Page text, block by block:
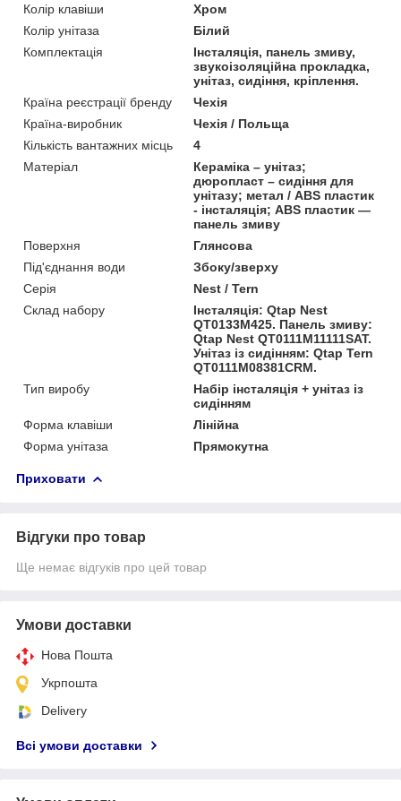
Колір клавіши
Хром
Колір унітаза
Білий
Комплектація
Інсталяція, панель змиву,
звукоізоляційна прокладка,
унітаз, сидіння, кріплення.
Країна реєстрації бренду
Чехія
Країна-виробник
Чехія / Польща
Кількість вантажних місць
4
Матеріал
Кераміка – унітаз;
дюропласт – сидіння для
унітазу; метал / ABS пластик
- інсталяція; ABS пластик —
панель змиву
Поверхня
Глянсова
Під'єднання води
Збоку/зверху
Серія
Nest / Tern
Склад набору
Інсталяція: Qtap Nest
QT0133M425. Панель змиву:
Qtap Nest QT0111M11111SAT.
Унітаз із сидінням: Qtap Tern
QT0111M08381CRM.
Тип виробу
Набір інсталяція + унітаз із
сидінням
Форма клавіши
Лінійна
Форма унітаза
Прямокутна
Приховати
Відгуки про товар
Ще немає відгуків про цей товар
Умови доставки
Нова Пошта
Укрпошта
Delivery
Всі умови доставки